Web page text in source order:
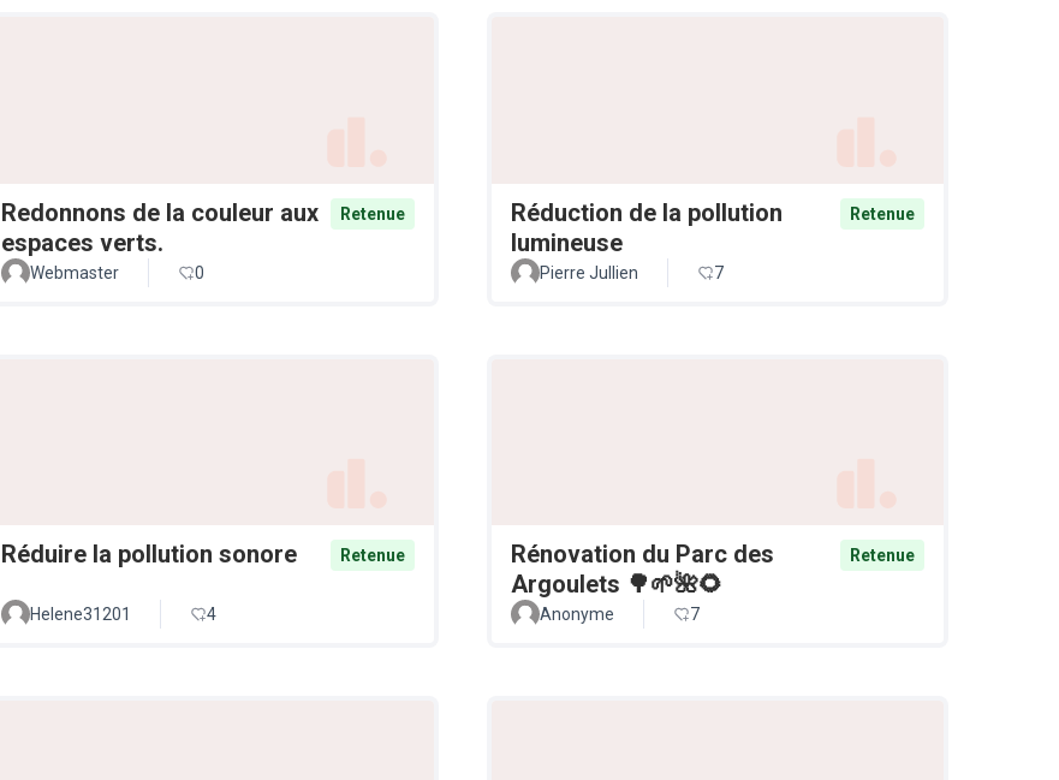
Redonnons de la couleur aux
espaces verts.
Retenue
Webmaster 0
Réduction de la pollution
lumineuse
Retenue
Pierre Jullien 7
Réduire la pollution sonore Retenue
Helene31201 4
Rénovation du Parc des
Argoulets 🌳🌱🌺🌻
Retenue
Anonyme 7